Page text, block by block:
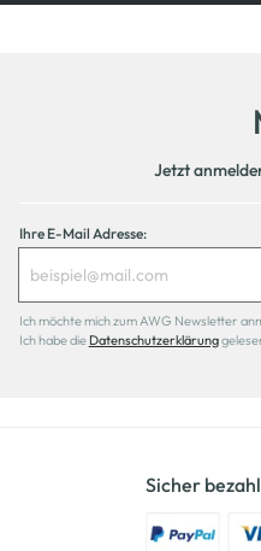
Jetzt
Ihre E-Mail Adresse:
Ich möchte mich zum AWG Newsletter
Ich habe die Datenschutzerklärung
Sicher